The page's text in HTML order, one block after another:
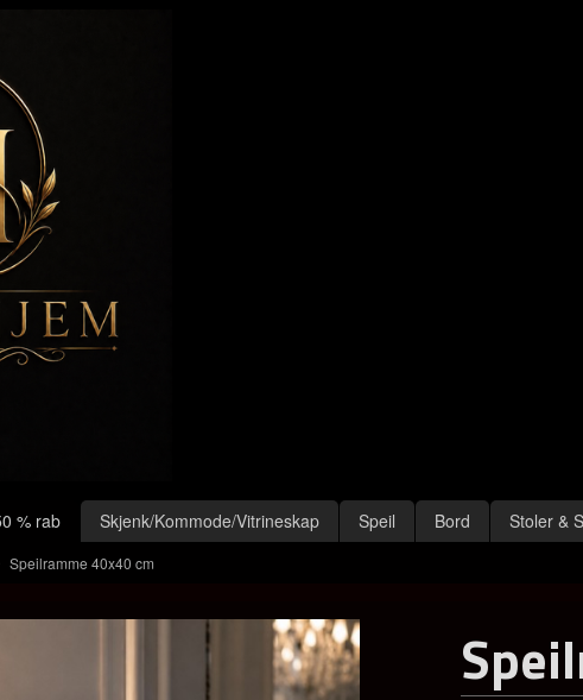
% rab Skjenk/Kommode/Vitrineskap Speil Bord Stoler &
Speilramme 40x40 cm